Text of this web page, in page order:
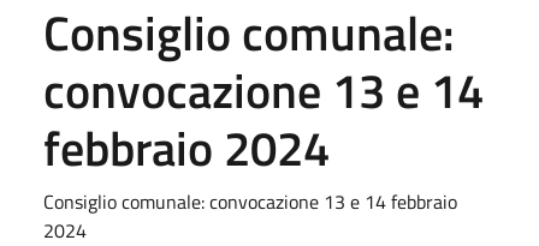
Consiglio comunale:
convocazione 13 e 14
febbraio 2024
Consiglio comunale: convocazione 13 e 14 febbraio
2024